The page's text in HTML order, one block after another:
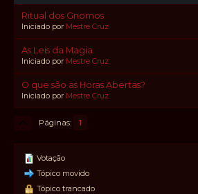
Ritual dos Gnomos
Iniciado por Mestre Cruz
As Leis da Magia
Iniciado por Mestre Cruz
O que são as Horas Abertas?
Iniciado por Mestre Cruz
Páginas 1
Votação
Tópico movido
Tópico trancado